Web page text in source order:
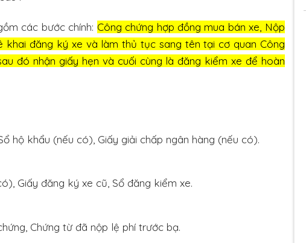
các bước chính: Công chứng hợp đồng mua bán xe, Nộp
khai đăng ký xe và làm thủ tục sang tên tại cơ quan Công
đó nhận giấy hẹn và cuối cùng là đăng kiểm xe để hoàn
hộ khẩu (nếu có), Giấy giải chấp ngân hàng (nếu có).
Giấy đăng ký xe cũ, Sổ đăng kiểm xe.
Chứng từ đã nộp lệ phí trước bạ.